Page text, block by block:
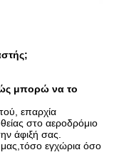
μπορώ να το
επαρχία
στο αεροδρόμιο
άφιξή σας.
εγχώρια όσο